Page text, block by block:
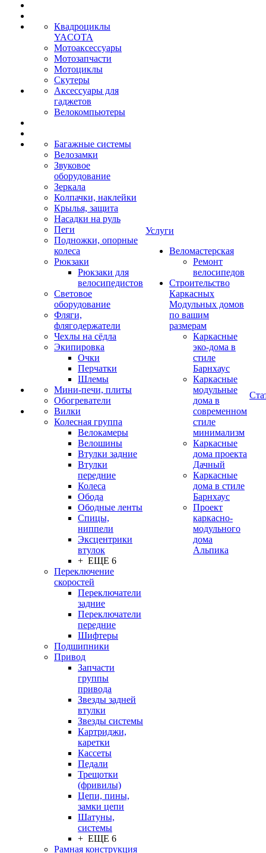
Квадроциклы
YACOTA
Мотоаксессуары
Мотозапчасти
Мотоциклы
Скутеры
Аксессуары для
гаджетов
Велокомпьютеры
Багажные системы
Велозамки
Звуковое
оборудование
Зеркала
Колпачки, наклейки
Крылья, защита
Насадки на руль
Пеги
Подножки, опорные
колеса
Рюкзаки
Рюкзаки для
велосипедистов
Световое
оборудование
Фляги,
флягодержатели
Чехлы на сёдла
Экипировка
Очки
Перчатки
Шлемы
Мини-печи, плиты
Обогреватели
Вилки
Колесная группа
Велокамеры
Велошины
Втулки задние
Втулки
передние
Колеса
Обода
Ободные ленты
Спицы,
ниппели
Эксцентрики
втулок
+ ЕЩЕ 6
Переключение
скоростей
Переключатели
задние
Переключатели
передние
Шифтеры
Подшипники
Привод
Запчасти
группы
привода
Звезды задней
втулки
Звезды системы
Картриджи,
каретки
Кассеты
Педали
Трещотки
(фривилы)
Цепи, пины,
замки цепи
Шатуны,
системы
+ ЕЩЕ 6
Рамная конструкция
Услуги
Веломастерская
Ремонт
велосипедов
Строительство
Каркасных
Модульных домов
по вашим
размерам
Каркасные
эко-дома в
стиле
Барнхаус
Каркасные
модульные
дома в
современном
стиле
минимализм
Каркасные
дома проекта
Дачный
Каркасные
дома в стиле
Барнхаус
Проект
каркасно-
модульного
дома
Альпика